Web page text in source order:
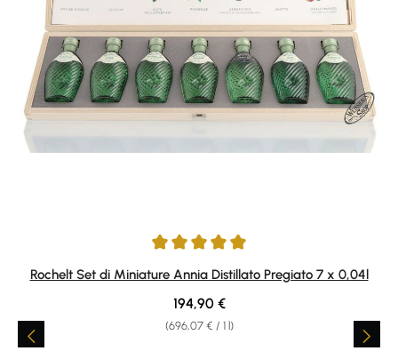
Average rating of 5 out of 5 stars
Rochelt Set di Miniature Annia Distillato Pregiato 7 x 0,04l
(696,07 € / 1 l)
Regular price:
194,90 €